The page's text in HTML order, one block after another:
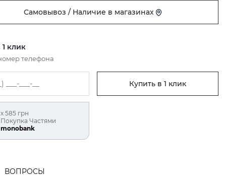
Самовывоз / Наличие в магазинах
1 клик
телефона
Купить в 1 клик
х 585 грн
Покупка Частями
monobank
ВОПРОСЫ